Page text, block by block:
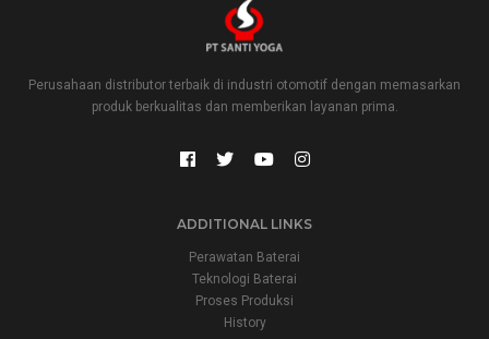
Perusahaan distributor terbaik di industri otomotif dengan memasarkan
produk berkualitas dan memberikan layanan prima.
ADDITIONAL LINKS
Perawatan Baterai
Teknologi Baterai
Proses Produksi
History